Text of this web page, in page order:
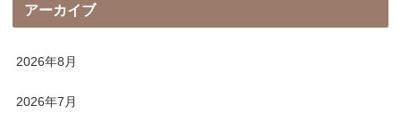
アーカイブ
2026年8月
2026年7月